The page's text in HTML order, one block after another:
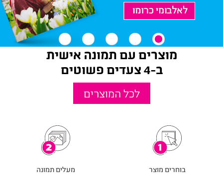
מוצרים עם תמונה אישית
ב-4 צעדים פשוטים
לכל המוצרים
בוחרים מוצר מעלים תמונה